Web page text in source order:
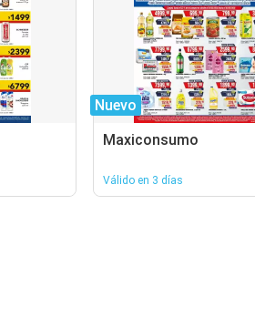
Nuevo
Maxiconsumo
Válido en 3 días